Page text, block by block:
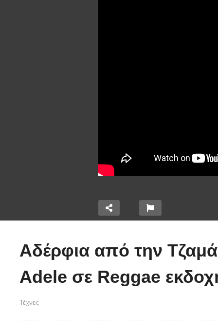
Τέτοιο ρολόι δεν
έχετε ξαναδεί!
Αδέρφια από την
Adele σε Reggae
Τέχνες